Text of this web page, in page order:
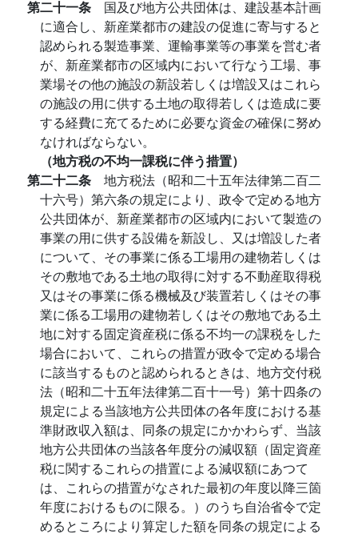
第二十一条 国及び地方公共団体は、建設基本計画
に適合し、新産業都市の建設の促進に寄与すると
認められる製造事業、運輸事業等の事業を営む者
が、新産業都市の区域内において行なう工場、事
業場その他の施設の新設若しくは増設又はこれら
の施設の用に供する土地の取得若しくは造成に要
する経費に充てるために必要な資金の確保に努め
なければならない。
（地方税の不均一課税に伴う措置）
第二十二条 地方税法（昭和二十五年法律第二百二
十六号）第六条の規定により、政令で定める地方
公共団体が、新産業都市の区域内において製造の
事業の用に供する設備を新設し、又は増設した者
について、その事業に係る工場用の建物若しくは
その敷地である土地の取得に対する不動産取得税
又はその事業に係る機械及び装置若しくはその事
業に係る工場用の建物若しくはその敷地である土
地に対する固定資産税に係る不均一の課税をした
場合において、これらの措置が政令で定める場合
に該当するものと認められるときは、地方交付税
法（昭和二十五年法律第二百十一号）第十四条の
規定による当該地方公共団体の各年度における基
準財政収入額は、同条の規定にかかわらず、当該
地方公共団体の当該各年度分の減収額（固定資産
税に関するこれらの措置による減収額にあつて
は、これらの措置がなされた最初の年度以降三箇
年度におけるものに限る。）のうち自治省令で定
めるところにより算定した額を同条の規定による